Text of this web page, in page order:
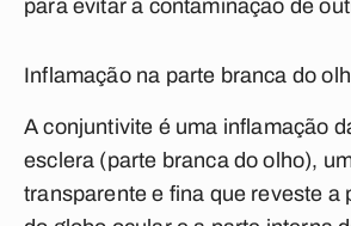
para evitar a contaminação de
Inflamação na parte branca do
A conjuntivite é uma inflamação
esclera (parte branca do olho),
transparente e fina que reveste a